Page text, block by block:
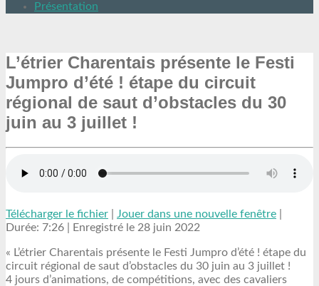
Présentation
L’étrier Charentais présente le Festi
Jumpro d’été ! étape du circuit
régional de saut d’obstacles du 30
juin au 3 juillet !
Télécharger le fichier Jouer dans une nouvelle fenêtre
Durée: 7:26
Enregistré le 28 juin 2022
« L’étrier Charentais présente le Festi Jumpro d’été ! étape du
circuit régional de saut d’obstacles du 30 juin au 3 juillet !
4 jours d’animations, de compétitions, avec des cavaliers